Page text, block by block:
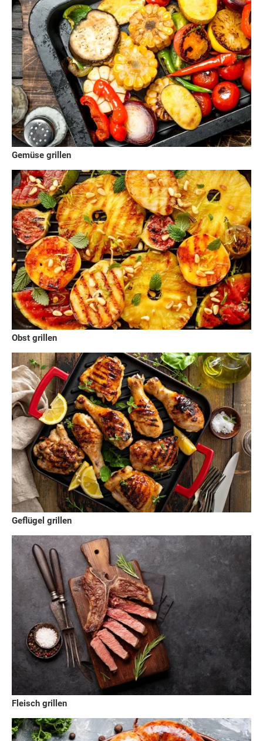
Gemüse grillen
Obst grillen
Geflügel grillen
Fleisch grillen